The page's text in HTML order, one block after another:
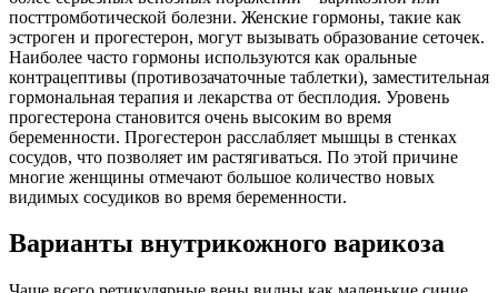
посттромботической болезни. Женские гормоны, такие как
эстроген и прогестерон, могут вызывать образование сеточек.
Наиболее часто гормоны используются как оральные
контрацептивы (противозачаточные таблетки), заместительная
гормональная терапия и лекарства от бесплодия. Уровень
прогестерона становится очень высоким во время
беременности. Прогестерон расслабляет мышцы в стенках
сосудов, что позволяет им растягиваться. По этой причине
многие женщины отмечают большое количество новых
видимых сосудиков во время беременности.
Варианты внутрикожного варикоза